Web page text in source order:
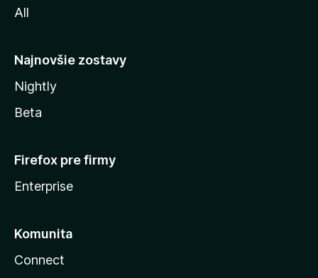
lAll
Najnovšie zostavy
Nightly
Beta
Firefox pre firmy
Enterprise
Komunita
Connect